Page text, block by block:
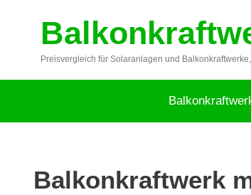
springen
Preisvergleich für Solaranlagen und
Balkonkraftwerk